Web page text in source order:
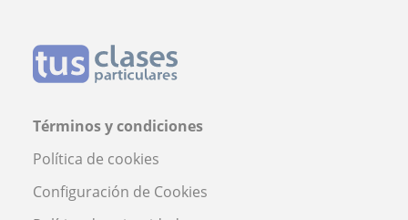
Términos y condiciones
Política de cookies
Configuración de Cookies